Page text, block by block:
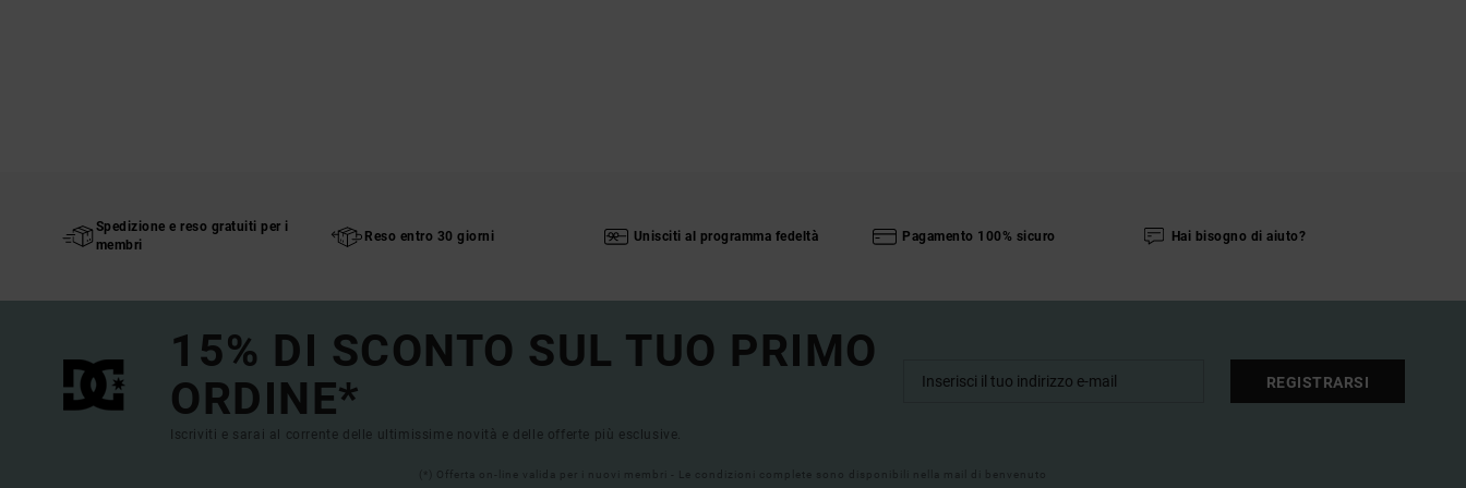
Spedizione e reso gratuiti per i
membri
Reso entro 30 giorni Unisciti al programma fedeltà Pagamento 100% sicuro Hai bisogno di aiuto?
15% DI SCONTO SUL TUO PRIMO
ORDINE*
Iscriviti e sarai al corrente delle ultimissime novità e delle offerte più esclusive.
REGISTRARSI
(*) Offerta on-line valida per i nuovi membri - Le condizioni complete sono disponibili nella mail di benvenuto